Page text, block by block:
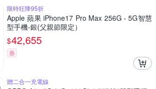
限時狂降95折
Apple 蘋果 iPhone17 Pro Max 256G - 5G智慧
型手機-銀(父親節限定）
$42,655
券
贈二合一充電線